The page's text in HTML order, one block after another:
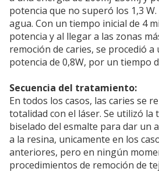
potencia que no superó los 1,3
agua. Con un tiempo inicial de 4
potencia y al llegar a las zonas
remoción de caries, se procedió
potencia de 0,8W, por un tiempo
Secuencia del tratamiento:
En todos los casos, las caries se
totalidad con el láser. Se utilizó la
biselado del esmalte para dar un
a la resina, unicamente en los
anteriores, pero en ningún
procedimientos de remoción de